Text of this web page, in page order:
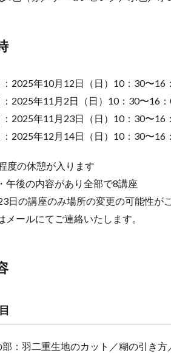
：2025年10月12日（日）10：30〜16
：2025年11月2日（日）10：30〜16
：2025年11月23日（日）10：30〜16
：2025年12月14日（日）10：30〜16
度の休憩が入ります
午後の内容があり全部で8講座
日の講座のみ場所の変更の可能性が
メールにてご連絡いたします。
：羽二重生地のカット／糊の引き方